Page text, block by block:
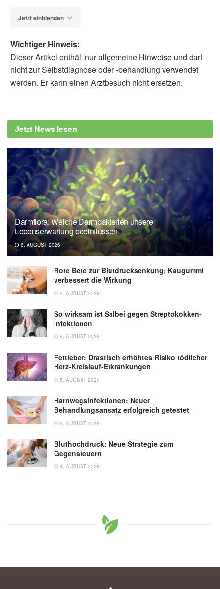
Jetzt einblenden
Heart or Otherwise) What Time of Day You
Exercise?, (Abruf: 14.09.2020),
Wichtiger Hinweis:
Dieser Artikel enthält nur allgemeine Hinweise und darf
nicht zur Selbstdiagnose oder -behandlung verwendet
werden. Er kann einen Arztbesuch nicht ersetzen.
Jetzt News lesen
Darmflora: Welche Darmbakterien unsere
Lebenserwartung beeinflussen
6. AUGUST 2026
Rote Bete zur Blutdrucksenkung: Kaugummi
verbessert die Wirkung
6. AUGUST 2026
So wirksam ist Salbei gegen Streptokokken-
Infektionen
6. AUGUST 2026
Fettleber: Drastisch erhöhtes Risiko tödlicher
Herz-Kreislauf-Erkrankungen
5. AUGUST 2026
Harnwegsinfektionen: Neuer
Behandlungsansatz erfolgreich getestet
5. AUGUST 2026
Bluthochdruck: Neue Strategie zum
Gegensteuern
4. AUGUST 2026